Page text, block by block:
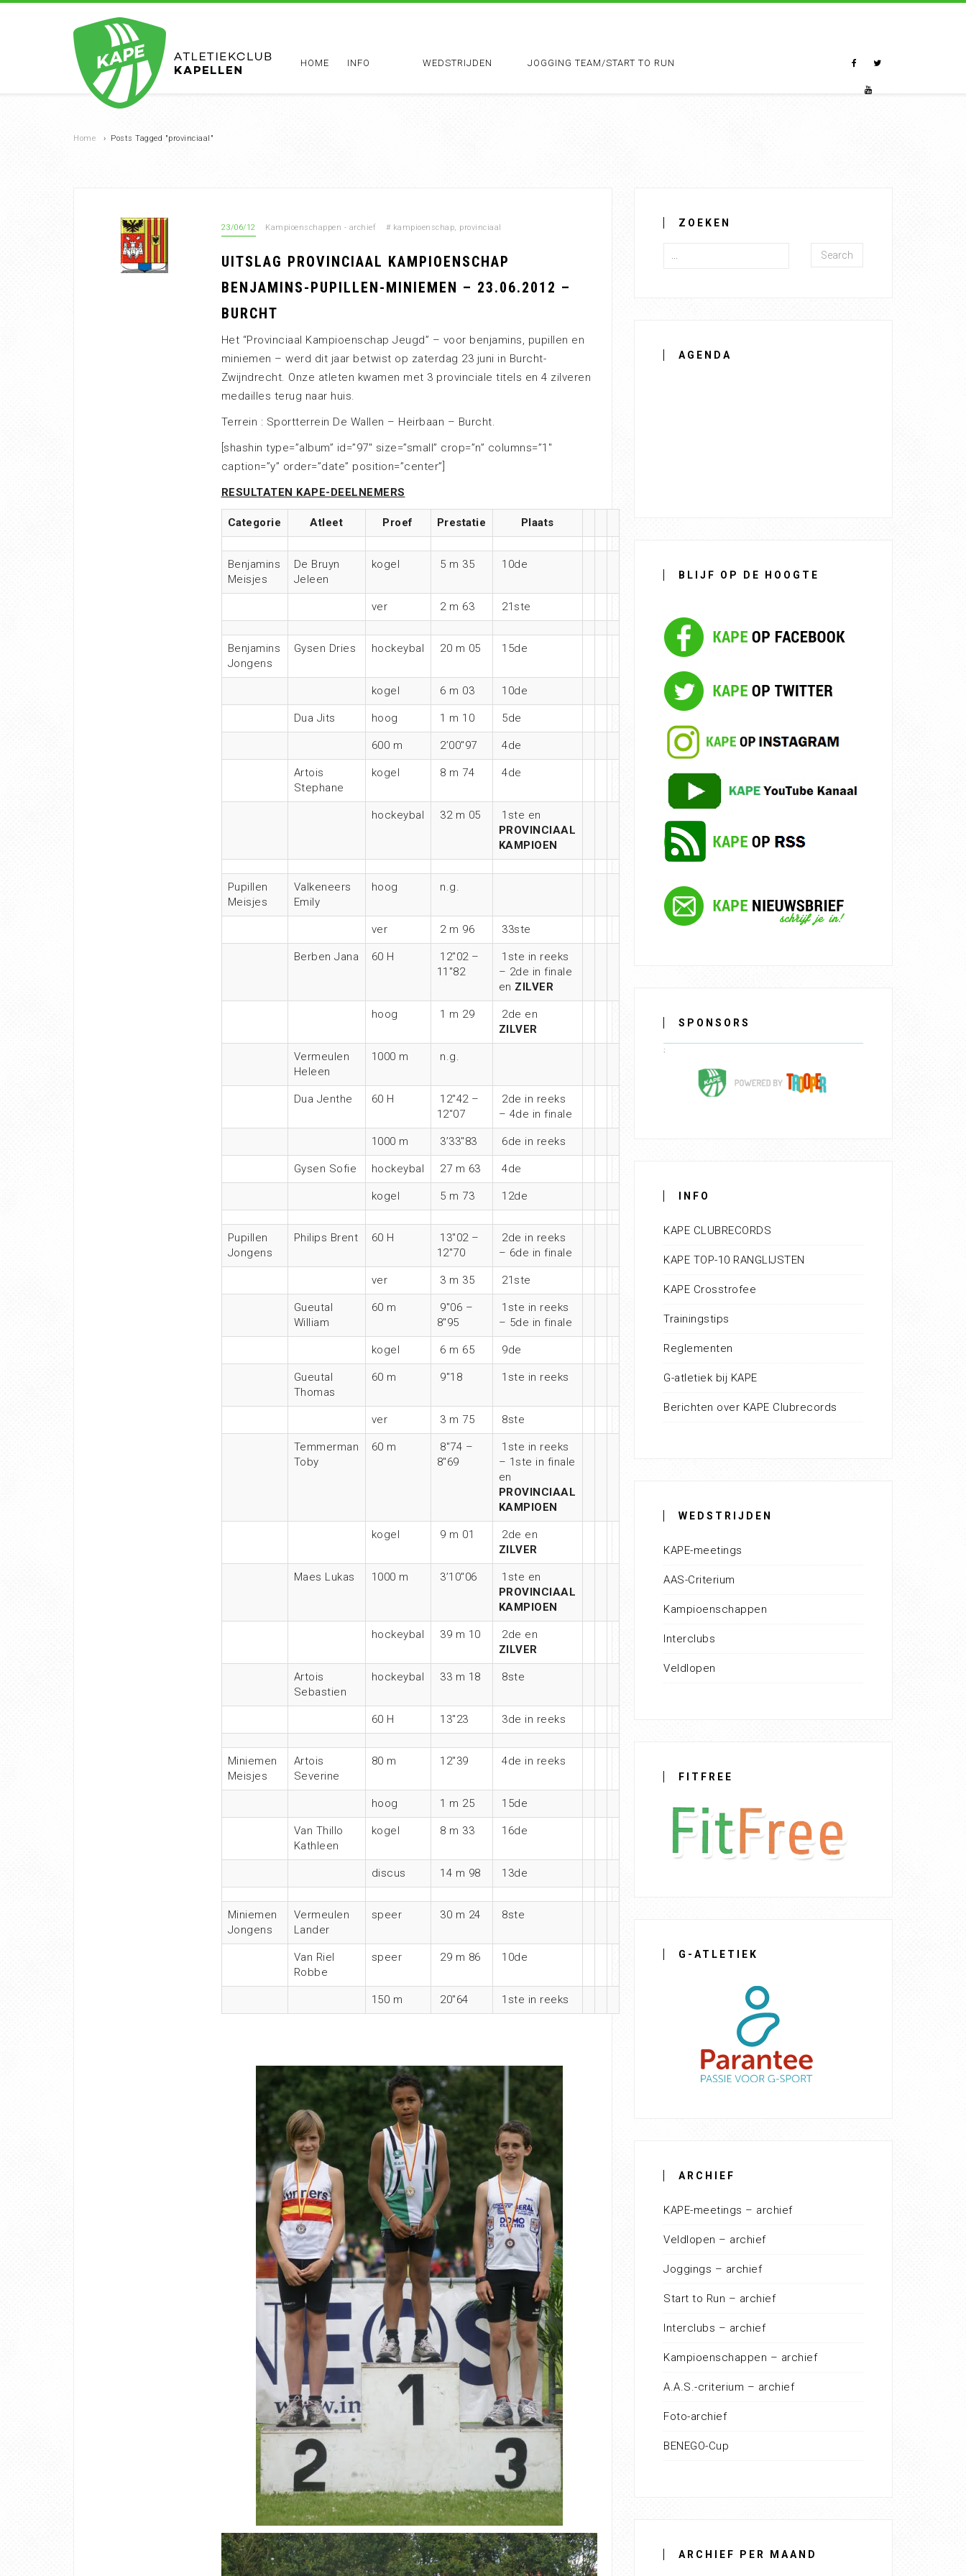
HOME INFO WEDSTRIJDEN JOGGING TEAM/START TO RUN
Home › Posts Tagged "provinciaal"
23/06/12 Kampioenschappen - archief # kampioenschap, provinciaal
UITSLAG PROVINCIAAL KAMPIOENSCHAP
BENJAMINS-PUPILLEN-MINIEMEN – 23.06.2012 –
BURCHT
Het “Provinciaal Kampioenschap Jeugd” – voor benjamins, pupillen en
miniemen – werd dit jaar betwist op zaterdag 23 juni in Burcht-
Zwijndrecht. Onze atleten kwamen met 3 provinciale titels en 4 zilveren
medailles terug naar huis.
Terrein : Sportterrein De Wallen – Heirbaan – Burcht.
[shashin type=”album” id=”97″ size=”small” crop=”n” columns=”1″
caption=”y” order=”date” position=”center”]
RESULTATEN KAPE-DEELNEMERS
Categorie Atleet Proef Prestatie Plaats
Benjamins
Meisjes
De Bruyn
Jeleen
kogel 5 m 35 10de
ver 2 m 63 21ste
Benjamins
Jongens
Gysen Dries hockeybal 20 m 05 15de
kogel 6 m 03 10de
Dua Jits hoog 1 m 10 5de
600 m 2’00″97 4de
Artois
Stephane
kogel 8 m 74 4de
hockeybal 32 m 05
1ste en
PROVINCIAAL
KAMPIOEN
Pupillen
Meisjes
Valkeneers
Emily
hoog n.g.
ver 2 m 96 33ste
Berben Jana 60 H
12″02 –
11″82
1ste in reeks
– 2de in finale
en ZILVER
hoog 1 m 29
2de en
ZILVER
Vermeulen
Heleen
1000 m n.g.
Dua Jenthe 60 H
12″42 –
12″07
2de in reeks
– 4de in finale
1000 m 3’33″83 6de in reeks
Gysen Sofie hockeybal 27 m 63 4de
kogel 5 m 73 12de
Pupillen
Jongens
Philips Brent 60 H
13″02 –
12″70
2de in reeks
– 6de in finale
ver 3 m 35 21ste
Gueutal
William
60 m
9″06 –
8″95
1ste in reeks
– 5de in finale
kogel 6 m 65 9de
Gueutal
Thomas
60 m 9″18 1ste in reeks
ver 3 m 75 8ste
Temmerman
Toby
60 m
8″74 –
8″69
1ste in reeks
– 1ste in finale
en
PROVINCIAAL
KAMPIOEN
kogel 9 m 01
2de en
ZILVER
Maes Lukas 1000 m 3’10″06
1ste en
PROVINCIAAL
KAMPIOEN
hockeybal 39 m 10
2de en
ZILVER
Artois
Sebastien
hockeybal 33 m 18 8ste
60 H 13″23 3de in reeks
Miniemen
Meisjes
Artois
Severine
80 m 12″39 4de in reeks
hoog 1 m 25 15de
Van Thillo
Kathleen
kogel 8 m 33 16de
discus 14 m 98 13de
Miniemen
Jongens
Vermeulen
Lander
speer 30 m 24 8ste
Van Riel
Robbe
speer 29 m 86 10de
150 m 20″64 1ste in reeks
ZOEKEN
Search
AGENDA
BLIJF OP DE HOOGTE
SPONSORS
INFO
KAPE CLUBRECORDS
KAPE TOP-10 RANGLIJSTEN
KAPE Crosstrofee
Trainingstips
Reglementen
G-atletiek bij KAPE
Berichten over KAPE Clubrecords
WEDSTRIJDEN
KAPE-meetings
AAS-Criterium
Kampioenschappen
Interclubs
Veldlopen
FITFREE
G-ATLETIEK
ARCHIEF
KAPE-meetings – archief
Veldlopen – archief
Joggings – archief
Start to Run – archief
Interclubs – archief
Kampioenschappen – archief
A.A.S.-criterium – archief
Foto-archief
BENEGO-Cup
ARCHIEF PER MAAND